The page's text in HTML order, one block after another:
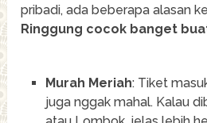
pribadi, ada beberapa alasan
Ringgung cocok banget
Murah Meriah: Tiket
juga nggak mahal. Kalau